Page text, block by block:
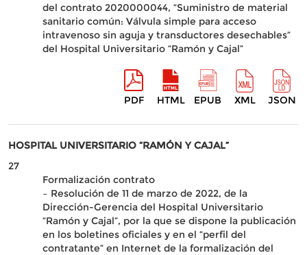
del contrato 2020000044, “Suministro de material
sanitario común: Válvula simple para acceso
intravenoso sin aguja y transductores desechables”
del Hospital Universitario “Ramón y Cajal”
PDF HTML EPUB XML JSON
HOSPITAL UNIVERSITARIO “RAMÓN Y CAJAL”
27
Formalización contrato
– Resolución de 11 de marzo de 2022, de la
Dirección-Gerencia del Hospital Universitario
“Ramón y Cajal”, por la que se dispone la publicación
en los boletines oficiales y en el “perfil del
contratante” en Internet de la formalización del